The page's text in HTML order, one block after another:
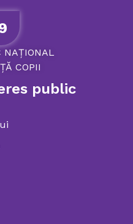
NAȚIONAL
COPII
public